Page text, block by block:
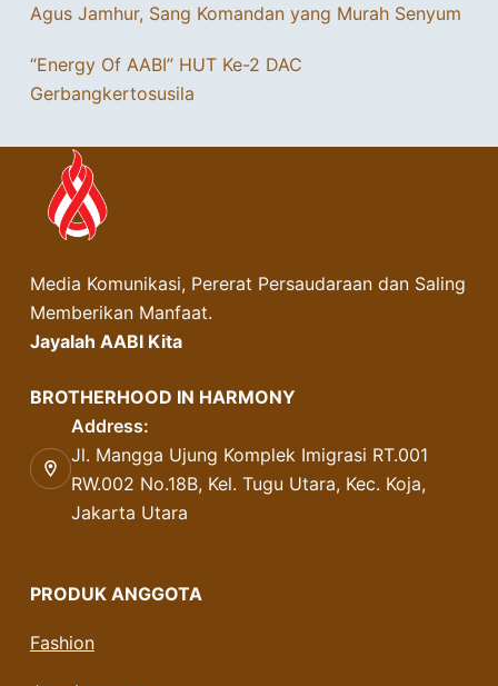
Agus Jamhur, Sang Komandan yang Murah Senyum
“Energy Of AABI” HUT Ke-2 DAC
Gerbangkertosusila
Media Komunikasi, Pererat Persaudaraan dan Saling
Memberikan Manfaat.
Jayalah AABI Kita
BROTHERHOOD IN HARMONY
Address:
Jl. Mangga Ujung Komplek Imigrasi RT.001
RW.002 No.18B, Kel. Tugu Utara, Kec. Koja,
Jakarta Utara
PRODUK ANGGOTA
Fashion